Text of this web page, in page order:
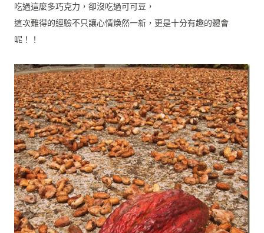
吃過這麼多巧克力，卻沒吃過可可豆，
這次難得的經驗不只讓心情煥然一新，更是十分有趣的體會
呢！！